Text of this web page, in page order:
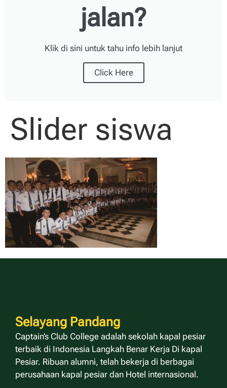
jalan?
Klik di sini untuk tahu info lebih lanjut
Click Here
Slider siswa
Selayang Pandang
Captain’s Club College adalah sekolah kapal pesiar
terbaik di Indonesia Langkah Benar Kerja Di kapal
Pesiar. Ribuan alumni, telah bekerja di berbagai
perusahaan kapal pesiar dan Hotel internasional.